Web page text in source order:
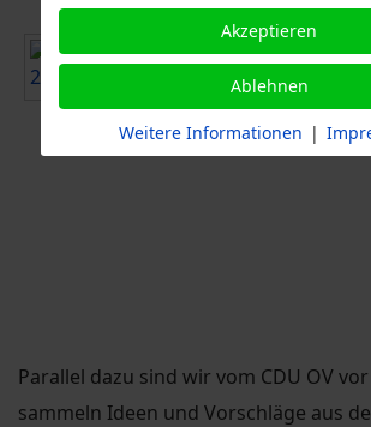
Parallel dazu sind wir vom CDU OV
sammeln Ideen und Vorschläge aus
Akzeptieren
Ablehnen
Weitere Informationen |